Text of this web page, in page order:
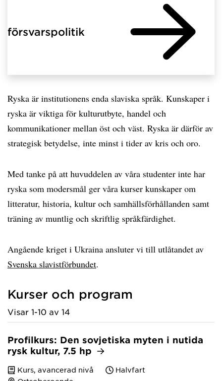
försvarspolitik
Ryska är institutionens enda slaviska språk. Kunskaper i
ryska är viktiga för kulturutbyte, handel och
kommunikationer mellan öst och väst. Ryska är därför av
strategisk betydelse, inte minst i tider av kris och oro.
Med tanke på att huvuddelen av våra studenter inte har
ryska som modersmål ger våra kurser kunskaper om
litteratur, historia, kultur och samhällsförhållanden samt
träning av muntlig och skriftlig språkfärdighet.
Angående kriget i Ukraina ansluter vi till utlåtandet av
Svenska slavistförbundet.
Kurser och program
Visar 1-10 av 14
Profilkurs: Den sovjetiska myten i nutida
rysk kultur, 7.5 hp
Kurs, avancerad nivå
Halvfart